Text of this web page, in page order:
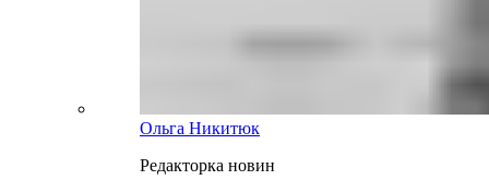
Ольга Никитюк
Редакторка новин